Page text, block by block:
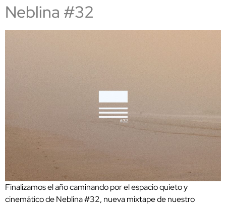
Neblina #32
Finalizamos el año caminando por el espacio quieto y
cinemático de Neblina #32, nueva mixtape de nuestro